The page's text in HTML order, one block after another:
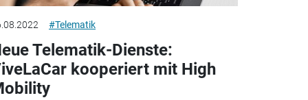
#Telematik
Telematik-Dienste:
kooperiert mit High